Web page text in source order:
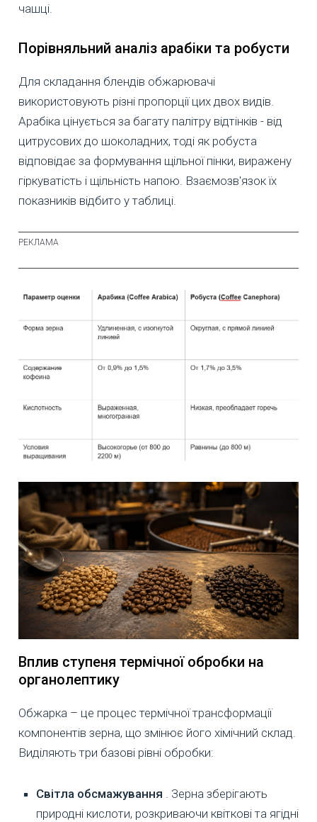
чашці.
Порівняльний аналіз арабіки та робусти
Для складання блендів обжарювачі
використовують різні пропорції цих двох видів.
Арабіка цінується за багату палітру відтінків - від
цитрусових до шоколадних, тоді як робуста
відповідає за формування щільної пінки, виражену
гіркуватість і щільність напою. Взаємозв'язок їх
показників відбито у таблиці.
Вплив ступеня термічної обробки на
органолептику
Обжарка – це процес термічної трансформації
компонентів зерна, що змінює його хімічний склад.
Виділяють три базові рівні обробки:
Світла обсмажування . Зерна зберігають
природні кислоти, розкриваючи квіткові та ягідні